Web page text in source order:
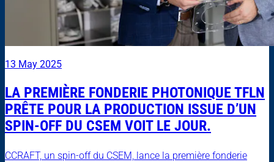
13 May 2025
LA PREMIÈRE FONDERIE PHOTONIQUE TFLN
PRÊTE POUR LA PRODUCTION ISSUE D’UN
SPIN-OFF DU CSEM VOIT LE JOUR.
CCRAFT, un spin-off du CSEM, lance la première fonderie